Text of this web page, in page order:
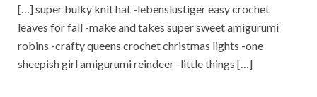
[…] super bulky knit hat -lebenslustiger easy crochet
leaves for fall -make and takes super sweet amigurumi
robins -crafty queens crochet christmas lights -one
sheepish girl amigurumi reindeer -little things […]